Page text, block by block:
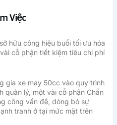
Việc
hữu công hiệu buổi tối ưu hóa
cỗ phận tiết kiệm tiêu chi phí
gia xe may 50cc vào quy trình
quản lý, một vài cỗ phận Chắn
công vấn đề, dòng bỏ sự
tranh ở tại mức mặt trên